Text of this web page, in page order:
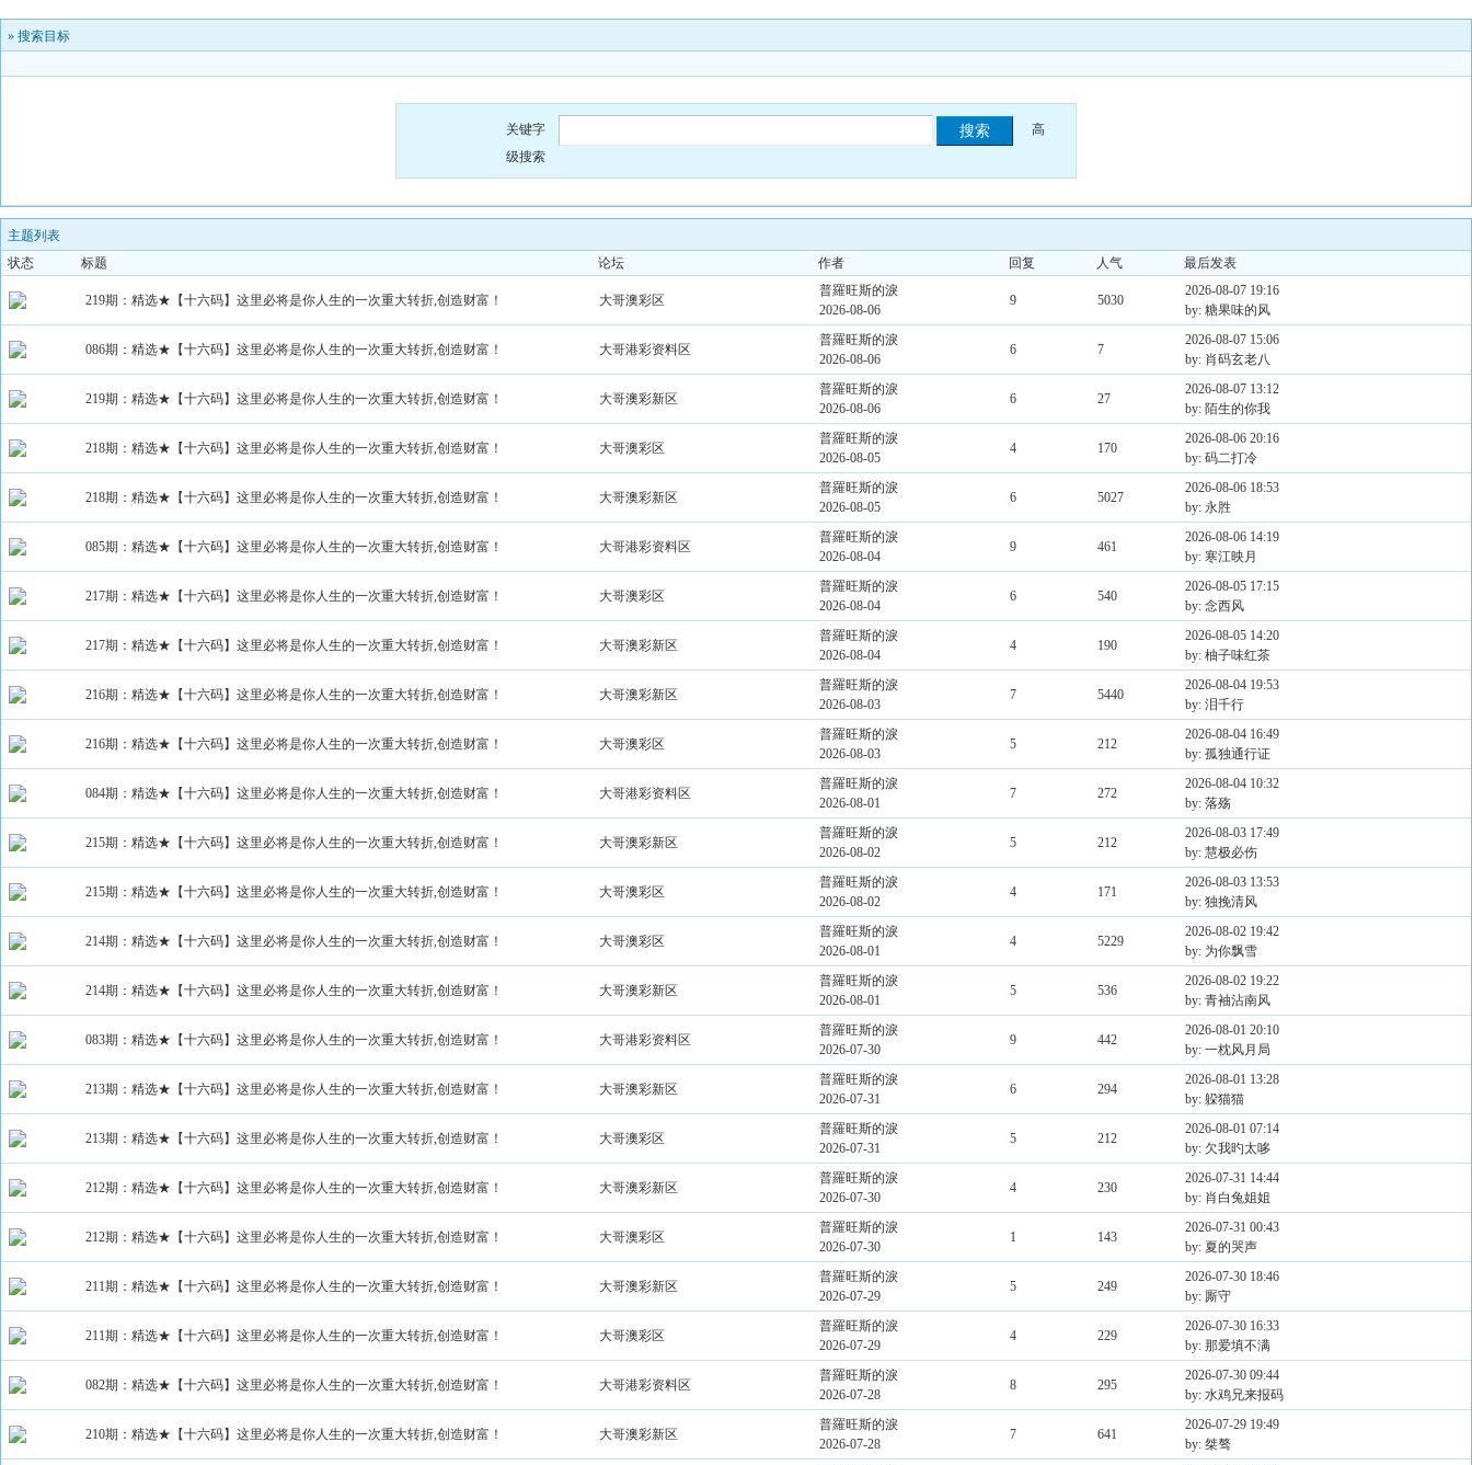
» 搜索目标
关键字
高
级搜索
主题列表
状态
标题 论坛 作者 回复 人气 最后发表
219期：精选★【十六码】这里必将是你人生的一次重大转折,创造财富！ 大哥澳彩区
普羅旺斯的淚
2026-08-06
9 5030
2026-08-07 19:16
by: 糖果味的风
086期：精选★【十六码】这里必将是你人生的一次重大转折,创造财富！ 大哥港彩资料区
普羅旺斯的淚
2026-08-06
6 7
2026-08-07 15:06
by: 肖码玄老八
219期：精选★【十六码】这里必将是你人生的一次重大转折,创造财富！ 大哥澳彩新区
普羅旺斯的淚
2026-08-06
6 27
2026-08-07 13:12
by: 陌生的你我
218期：精选★【十六码】这里必将是你人生的一次重大转折,创造财富！ 大哥澳彩区
普羅旺斯的淚
2026-08-05
4 170
2026-08-06 20:16
by: 码二打冷
218期：精选★【十六码】这里必将是你人生的一次重大转折,创造财富！ 大哥澳彩新区
普羅旺斯的淚
2026-08-05
6 5027
2026-08-06 18:53
by: 永胜
085期：精选★【十六码】这里必将是你人生的一次重大转折,创造财富！ 大哥港彩资料区
普羅旺斯的淚
2026-08-04
9 461
2026-08-06 14:19
by: 寒江映月
217期：精选★【十六码】这里必将是你人生的一次重大转折,创造财富！ 大哥澳彩区
普羅旺斯的淚
2026-08-04
6 540
2026-08-05 17:15
by: 念西风
217期：精选★【十六码】这里必将是你人生的一次重大转折,创造财富！ 大哥澳彩新区
普羅旺斯的淚
2026-08-04
4 190
2026-08-05 14:20
by: 柚子味红茶
216期：精选★【十六码】这里必将是你人生的一次重大转折,创造财富！ 大哥澳彩新区
普羅旺斯的淚
2026-08-03
7 5440
2026-08-04 19:53
by: 泪千行
216期：精选★【十六码】这里必将是你人生的一次重大转折,创造财富！ 大哥澳彩区
普羅旺斯的淚
2026-08-03
5 212
2026-08-04 16:49
by: 孤独通行证
084期：精选★【十六码】这里必将是你人生的一次重大转折,创造财富！ 大哥港彩资料区
普羅旺斯的淚
2026-08-01
7 272
2026-08-04 10:32
by: 落殇
215期：精选★【十六码】这里必将是你人生的一次重大转折,创造财富！ 大哥澳彩新区
普羅旺斯的淚
2026-08-02
5 212
2026-08-03 17:49
by: 慧极必伤
215期：精选★【十六码】这里必将是你人生的一次重大转折,创造财富！ 大哥澳彩区
普羅旺斯的淚
2026-08-02
4 171
2026-08-03 13:53
by: 独挽清风
214期：精选★【十六码】这里必将是你人生的一次重大转折,创造财富！ 大哥澳彩区
普羅旺斯的淚
2026-08-01
4 5229
2026-08-02 19:42
by: 为你飘雪
214期：精选★【十六码】这里必将是你人生的一次重大转折,创造财富！ 大哥澳彩新区
普羅旺斯的淚
2026-08-01
5 536
2026-08-02 19:22
by: 青袖沾南风
083期：精选★【十六码】这里必将是你人生的一次重大转折,创造财富！ 大哥港彩资料区
普羅旺斯的淚
2026-07-30
9 442
2026-08-01 20:10
by: 一枕风月局
213期：精选★【十六码】这里必将是你人生的一次重大转折,创造财富！ 大哥澳彩新区
普羅旺斯的淚
2026-07-31
6 294
2026-08-01 13:28
by: 躱猫猫
213期：精选★【十六码】这里必将是你人生的一次重大转折,创造财富！ 大哥澳彩区
普羅旺斯的淚
2026-07-31
5 212
2026-08-01 07:14
by: 欠我旳太哆
212期：精选★【十六码】这里必将是你人生的一次重大转折,创造财富！ 大哥澳彩新区
普羅旺斯的淚
2026-07-30
4 230
2026-07-31 14:44
by: 肖白兔姐姐
212期：精选★【十六码】这里必将是你人生的一次重大转折,创造财富！ 大哥澳彩区
普羅旺斯的淚
2026-07-30
1 143
2026-07-31 00:43
by: 夏的哭声
211期：精选★【十六码】这里必将是你人生的一次重大转折,创造财富！ 大哥澳彩新区
普羅旺斯的淚
2026-07-29
5 249
2026-07-30 18:46
by: 厮守
211期：精选★【十六码】这里必将是你人生的一次重大转折,创造财富！ 大哥澳彩区
普羅旺斯的淚
2026-07-29
4 229
2026-07-30 16:33
by: 那爱填不满
082期：精选★【十六码】这里必将是你人生的一次重大转折,创造财富！ 大哥港彩资料区
普羅旺斯的淚
2026-07-28
8 295
2026-07-30 09:44
by: 水鸡兄来报码
210期：精选★【十六码】这里必将是你人生的一次重大转折,创造财富！ 大哥澳彩新区
普羅旺斯的淚
2026-07-28
7 641
2026-07-29 19:49
by: 桀骜